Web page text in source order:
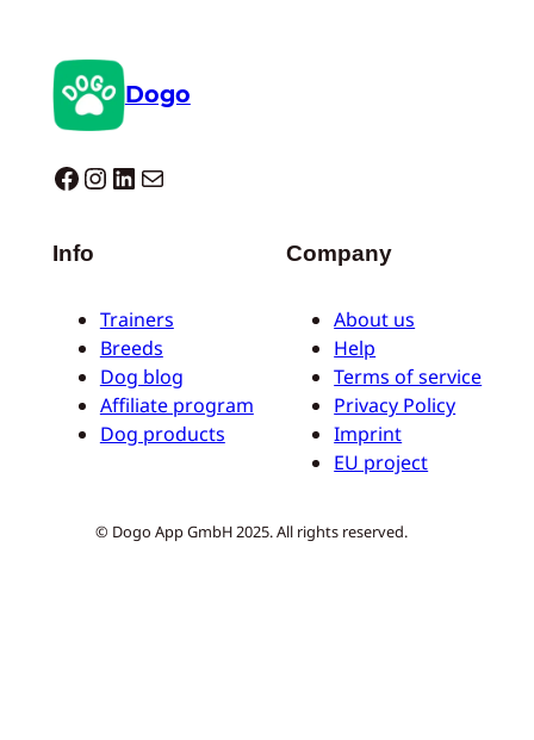
Dogo
Dogo facebook InstagramLinkedIn E-mail
Info
Trainers
Breeds
Dog blog
Affiliate program
Dog products
Company
About us
Help
Terms of service
Privacy Policy
Imprint
EU project
© Dogo App GmbH 2025. All rights reserved.